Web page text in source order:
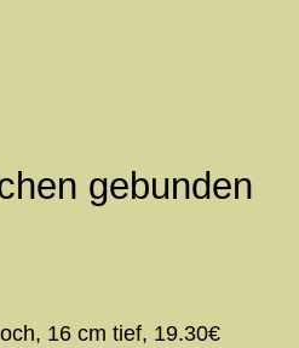
gebunden
16 cm tief, 19.30€